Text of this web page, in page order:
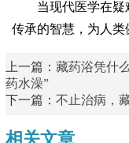
当现代医学在
传承的智慧，为人类
上一篇： 藏药浴凭什
药水澡”
下一篇： 不止治病，
相关文章